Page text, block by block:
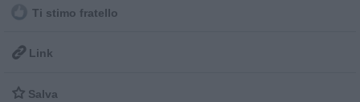
Ti stimo fratello
 Link
 Salva